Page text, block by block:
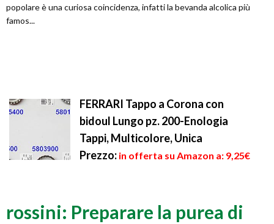
popolare è una curiosa coincidenza, infatti la bevanda alcolica più
famos...
FERRARI Tappo a Corona con
bidoul Lungo pz. 200-Enologia
Tappi, Multicolore, Unica
Prezzo: in offerta su Amazon a: 9,25€
rossini: Preparare la purea di